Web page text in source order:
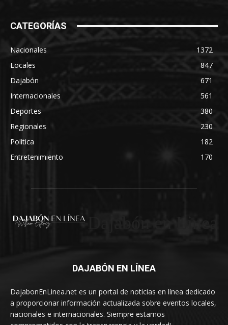
CATEGORÍAS
Nacionales
1372
Locales
847
Dajabón
671
Internacionales
561
Deportes
380
Regionales
230
Política
182
Entretenimiento
170
DAJABÓN EN LÍNEA
DajabonEnLinea.net es un portal de noticias en línea dedicado
a proporcionar información actualizada sobre eventos locales,
nacionales e internacionales. Siempre estamos